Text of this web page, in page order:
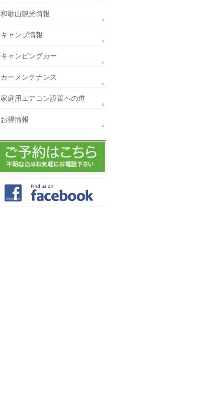
和歌山観光情報
キャンプ情報
キャンピングカー
カーメンテナンス
家庭用エアコン設置への道
お得情報